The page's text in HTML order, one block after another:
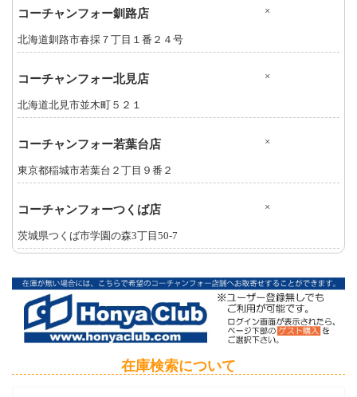
コーチャンフォー釧路店 ×
北海道釧路市春採７丁目１番２４号
コーチャンフォー北見店 ×
北海道北見市並木町５２１
コーチャンフォー若葉台店 ×
東京都稲城市若葉台２丁目９番２
コーチャンフォーつくば店 ×
茨城県つくば市学園の森3丁目50-7
在庫検索について